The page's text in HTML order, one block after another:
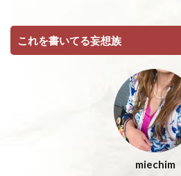
これを書いてる妄想族
miechim